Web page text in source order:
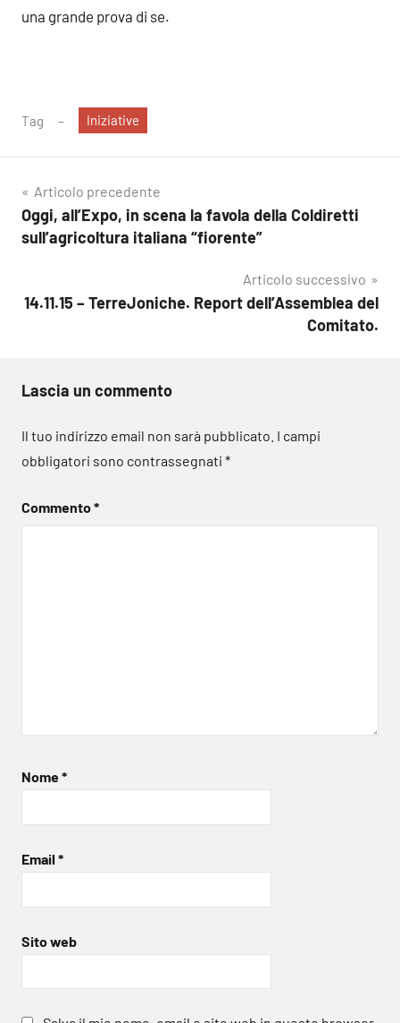
una grande prova di se.
Tag Iniziative
Navigazione
articoli
Articolo precedente
Oggi, all’Expo, in scena la favola della Coldiretti
sull’agricoltura italiana “fiorente”
Articolo successivo
14.11.15 – TerreJoniche. Report dell’Assemblea del
Comitato.
Lascia un commento
Il tuo indirizzo email non sarà pubblicato. I campi
obbligatori sono contrassegnati *
Commento*
Nome*
Email *
Sito web